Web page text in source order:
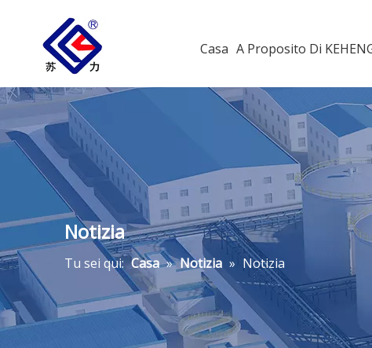
Casa A Proposito Di
Notizia
Tu sei qui: Casa » Notizia » Notizia